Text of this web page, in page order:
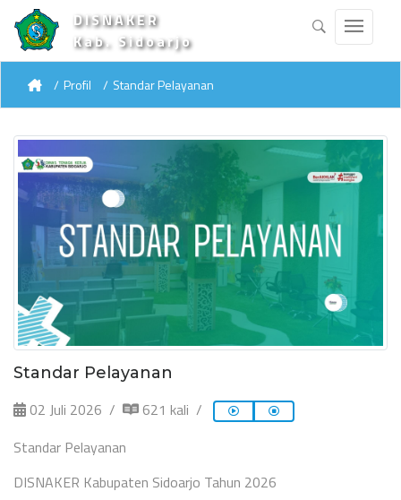
DISNAKER
Kab. Sidoarjo
Profil Standar Pelayanan
Standar Pelayanan
02 Juli 2026
621 kali
Standar Pelayanan
DISNAKER Kabupaten Sidoarjo Tahun 2026